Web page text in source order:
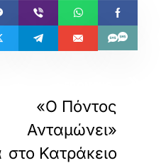
«Ο Πόντος
Ανταμώνει»
στο Κατράκειο